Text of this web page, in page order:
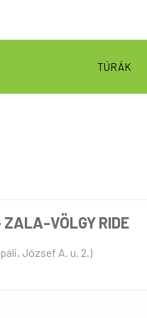
TÚRÁK
VÖLGY RIDE
József A. u. 2.)